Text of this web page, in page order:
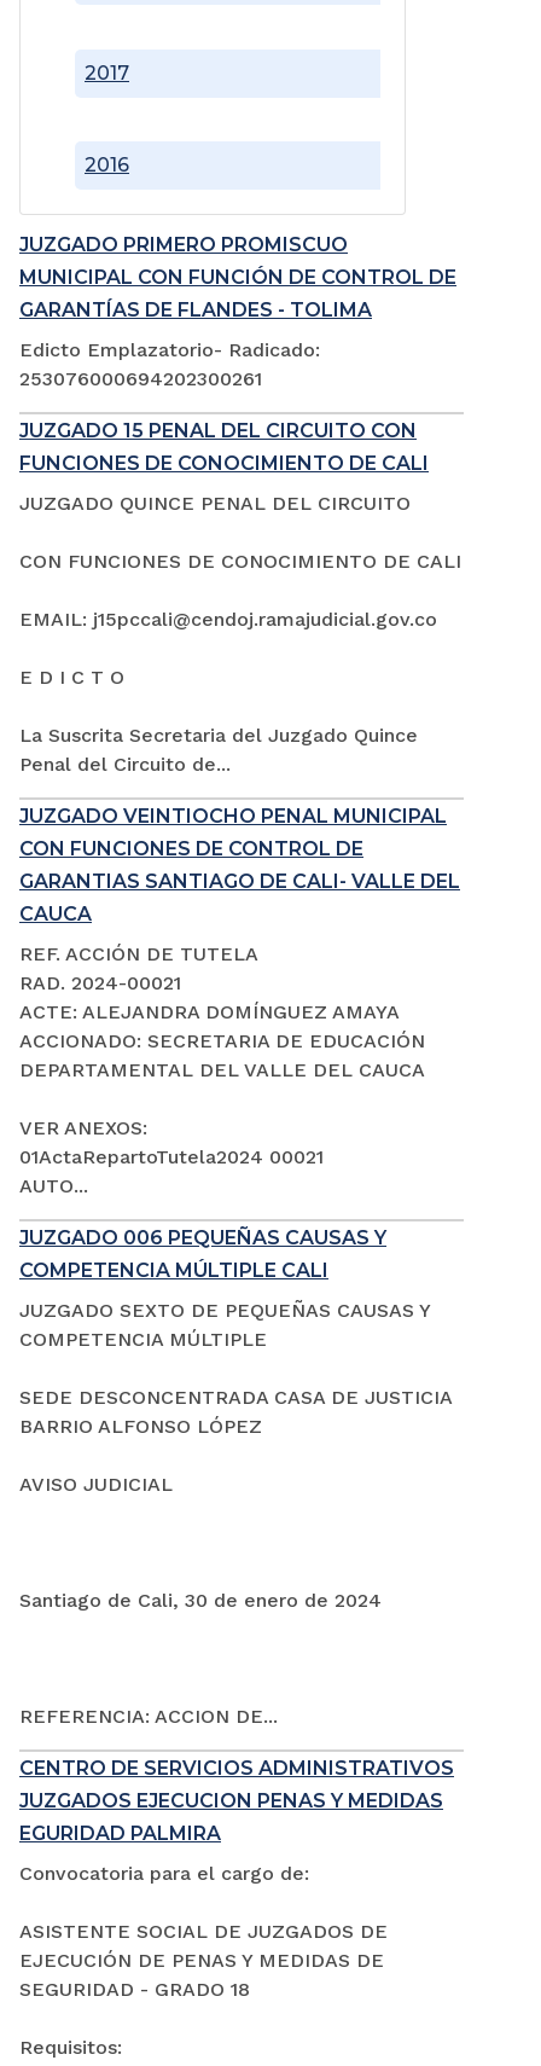
2016
2017
JUZGADO PRIMERO PROMISCUO
MUNICIPAL CON FUNCIÓN DE CONTROL DE
GARANTÍAS DE FLANDES - TOLIMA
Edicto Emplazatorio- Radicado:
253076000694202300261
JUZGADO 15 PENAL DEL CIRCUITO CON
FUNCIONES DE CONOCIMIENTO DE CALI
JUZGADO QUINCE PENAL DEL CIRCUITO
CON FUNCIONES DE CONOCIMIENTO DE CALI
EMAIL: j15pccali@cendoj.ramajudicial.gov.co
E D I C T O
La Suscrita Secretaria del Juzgado Quince
Penal del Circuito de...
JUZGADO VEINTIOCHO PENAL MUNICIPAL
CON FUNCIONES DE CONTROL DE
GARANTIAS SANTIAGO DE CALI- VALLE DEL
CAUCA
REF. ACCIÓN DE TUTELA
RAD. 2024-00021
ACTE: ALEJANDRA DOMÍNGUEZ AMAYA
ACCIONADO: SECRETARIA DE EDUCACIÓN
DEPARTAMENTAL DEL VALLE DEL CAUCA
VER ANEXOS:
01ActaRepartoTutela2024 00021
AUTO...
JUZGADO 006 PEQUEÑAS CAUSAS Y
COMPETENCIA MÚLTIPLE CALI
JUZGADO SEXTO DE PEQUEÑAS CAUSAS Y
COMPETENCIA MÚLTIPLE
SEDE DESCONCENTRADA CASA DE JUSTICIA
BARRIO ALFONSO LÓPEZ
AVISO JUDICIAL
Santiago de Cali, 30 de enero de 2024
REFERENCIA: ACCION DE...
CENTRO DE SERVICIOS ADMINISTRATIVOS
JUZGADOS EJECUCION PENAS Y MEDIDAS
EGURIDAD PALMIRA
Convocatoria para el cargo de:
ASISTENTE SOCIAL DE JUZGADOS DE
EJECUCIÓN DE PENAS Y MEDIDAS DE
SEGURIDAD - GRADO 18
Requisitos: